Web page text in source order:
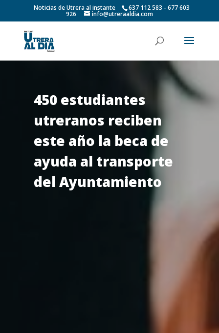
Noticias de Utrera al instante 637 112 583 - 677 603
926 info@utreraaldia.com
450 estudiantes
utreranos reciben
este año la beca de
ayuda al transporte
del Ayuntamiento